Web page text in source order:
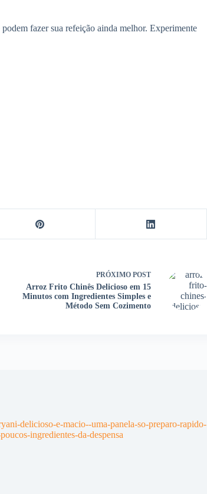
fazer sua refeição ainda melhor. Experimente
PRÓXIMO POST
Arroz Frito Chinês Delicioso em 15
Minutos com Ingredientes Simples e
Método Sem Cozimento